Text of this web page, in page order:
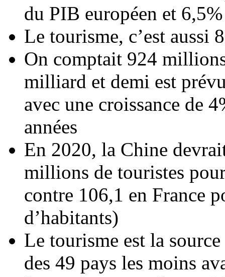
du PIB européen et
Le tourisme, c’est aussi
On comptait 924
milliard et demi est
avec une croissance de
années
En 2020, la Chine
millions de touristes
contre 106,1 en France
d’habitants)
Le tourisme est la
des 49 pays les moins